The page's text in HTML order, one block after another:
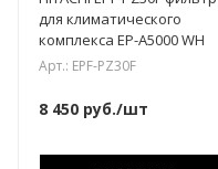
для климатического
комплекса EP-A5000 WH
Арт.: EPF-PZ30F
8 450 руб./шт